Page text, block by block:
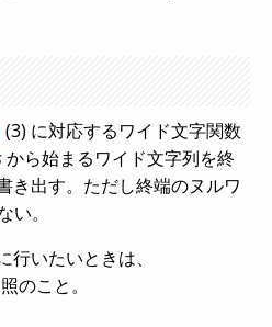
(3) に対応するワイド文字関数
から始まるワイド文字列を終
き出す。ただし終端のヌルワ
。
いたいときは、
のこと。